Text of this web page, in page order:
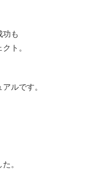
功も
ト。
ルです。
。